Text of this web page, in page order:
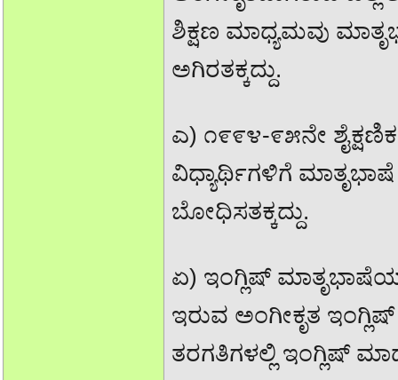
ಶಿಕ್ಷಣ ಮಾಧ್ಯಮವು
ಅಗಿರತಕ್ಕದ್ದು.
ಎ) ೧೯೯೪-೯೫ನೇ
ವಿಧ್ಯಾರ್ಥಿಗಳಿಗೆ
ಬೋಧಿಸತಕ್ಕದ್ದು.
ಏ) ಇಂಗ್ಲಿಷ್
ಇರುವ ಅಂಗೀಕೃತ
ತರಗತಿಗಳಲ್ಲಿ ಇಂಗ್ಲಿಷ್